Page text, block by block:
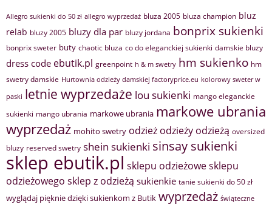
Allegro sukienki do 50 zł allegro wyprzedaż bluza 2005 bluza champion bluz
relab bluzy 2005 bluzy dla par bluzy jordana bonprix sukienki
bonprix sweter buty chaotic bluza co do eleganckiej sukienki damskie bluzy
dress code ebutik.pl greenpoint h & m swetry hm sukienko hm
swetry damskie Hurtownia odzieży damskiej factoryprice.eu kolorowy sweter w
paski letnie wyprzedaże lou sukienki mango eleganckie
sukienki mango ubrania markowe ubrania markowe ubrania
wyprzedaż mohito swetry odzież odzieży odzieżą oversized
bluzy reserved swetry shein sukienki sinsay sukienki
sklep ebutik.pl sklepu odzieżowesklepu
odzieżowego sklep z odzieżą sukienkie tanie sukienki do 50 zł
wyglądaj pięknie dzięki sukienkom z Butik wyprzedaż świąteczne